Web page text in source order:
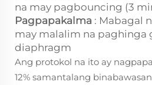
na may pagbouncing (3
Pagpapakalma : Mabagal
may malalim na paghinga
diaphragm
Ang protokol na ito ay
12% samantalang